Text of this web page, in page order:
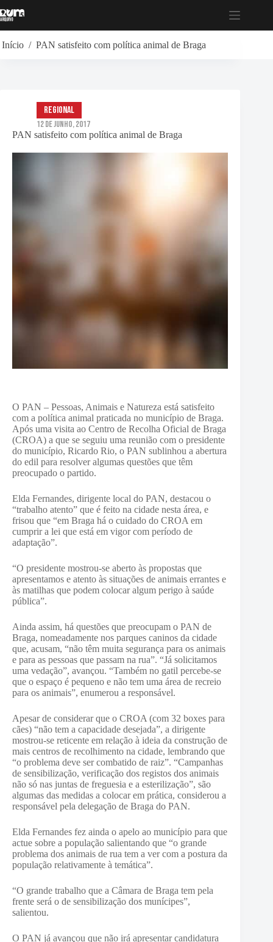
para
Início / PAN satisfeito com política animal de Braga
PAN satisfeito com política animal de Braga
Regional
12 de Junho, 2017
O PAN – Pessoas, Animais e Natureza está satisfeito
com a política animal praticada no município de Braga.
Após uma visita ao Centro de Recolha Oficial de Braga
(CROA) a que se seguiu uma reunião com o presidente
do município, Ricardo Rio, o PAN sublinhou a abertura
do edil para resolver algumas questões que têm
preocupado o partido.
Elda Fernandes, dirigente local do PAN, destacou o
“trabalho atento” que é feito na cidade nesta área, e
frisou que “em Braga há o cuidado do CROA em
cumprir a lei que está em vigor com período de
adaptação”.
“O presidente mostrou-se aberto às propostas que
apresentamos e atento às situações de animais errantes e
às matilhas que podem colocar algum perigo à saúde
pública”.
Ainda assim, há questões que preocupam o PAN de
Braga, nomeadamente nos parques caninos da cidade
que, acusam, “não têm muita segurança para os animais
e para as pessoas que passam na rua”. “Já solicitamos
uma vedação”, avançou. “Também no gatil percebe-se
que o espaço é pequeno e não tem uma área de recreio
para os animais”, enumerou a responsável.
Apesar de considerar que o CROA (com 32 boxes para
cães) “não tem a capacidade desejada”, a dirigente
mostrou-se reticente em relação à ideia da construção de
mais centros de recolhimento na cidade, lembrando que
“o problema deve ser combatido de raiz”. “Campanhas
de sensibilização, verificação dos registos dos animais
não só nas juntas de freguesia e a esterilização”, são
algumas das medidas a colocar em prática, considerou a
responsável pela delegação de Braga do PAN.
Elda Fernandes fez ainda o apelo ao município para que
actue sobre a população salientando que “o grande
problema dos animais de rua tem a ver com a postura da
população relativamente à temática”.
“O grande trabalho que a Câmara de Braga tem pela
frente será o de sensibilização dos munícipes”,
salientou.
O PAN já avançou que não irá apresentar candidatura